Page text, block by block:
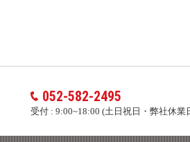
052-582-2495
受付 : 9:00~18:00 (土日祝日・弊社休業